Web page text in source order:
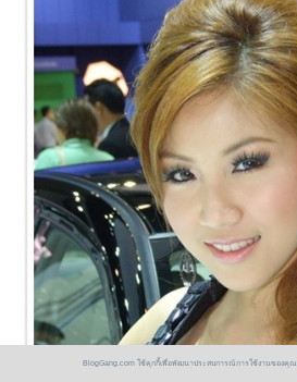
BlogGang.com ใช้คุกกี้เพื่อพัฒนาประสบการณ์การใช้งานของคุณ